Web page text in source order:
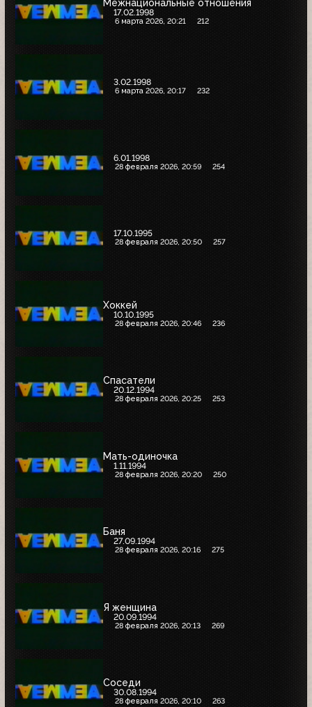
Межнациональные отношения
17.02.1998
6 марта 2026, 20:21 212
3.02.1998
6 марта 2026, 20:17 232
6.01.1998
28 февраля 2026, 20:59 254
17.10.1995
28 февраля 2026, 20:50 257
Хоккей
10.10.1995
28 февраля 2026, 20:46 236
Спасатели
20.12.1994
28 февраля 2026, 20:25 253
Мать-одиночка
1.11.1994
28 февраля 2026, 20:20 250
Баня
27.09.1994
28 февраля 2026, 20:16 275
Я женщина
20.09.1994
28 февраля 2026, 20:13 269
Соседи
30.08.1994
28 февраля 2026, 20:10 263